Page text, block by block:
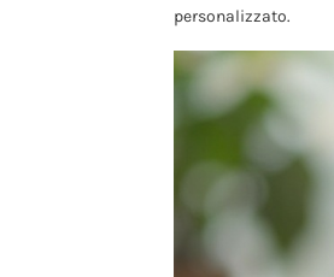
personalizzato.